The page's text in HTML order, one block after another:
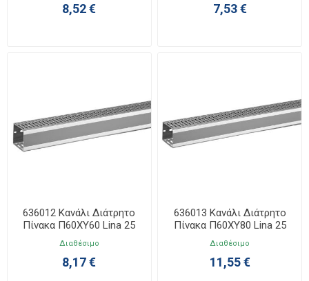
8,52 € 7,53 €
636012 Κανάλι Διάτρητο
Πίνακα Π60ΧΥ60 Lina 25
Διαθέσιμο
8,17 €
636013 Κανάλι Διάτρητο
Πίνακα Π60ΧΥ80 Lina 25
Διαθέσιμο
11,55 €